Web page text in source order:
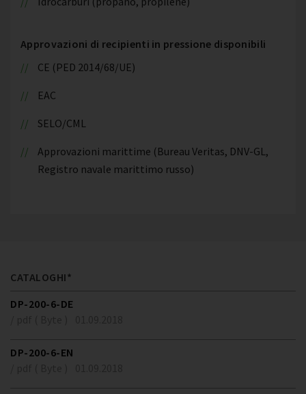
Approvazioni di recipienti in pressione disponibili
CE (PED 2014/68/UE)
EAC
SELO/CML
Approvazioni marittime (Bureau Veritas, DNV-GL,
Registro navale marittimo russo)
CATALOGHI*
DP-200-6-DE
DP-200-6-EN